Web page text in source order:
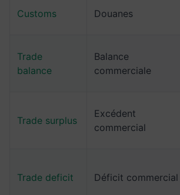
Customs Douanes
Trade
balance
Balance
commerciale
Trade surplus
Excédent
commercial
Trade deficit Déficit commercial